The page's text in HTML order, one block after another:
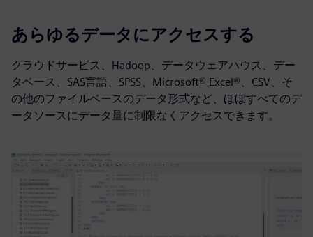
あらゆるデータにアクセスする
クラウドサービス、Hadoop、データウェアハウス、デー
タベース、SAS言語、SPSS、Microsoft® Excel®、CSV、そ
の他のファイルベースのデータ形式など、ほぼすべてのデ
ータソースにデータ量に制限なくアクセスできます。